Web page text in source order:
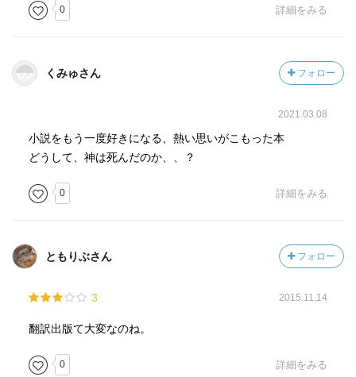
0 詳細をみる
くみゅさん フォロー
2021.03.08
小説をもう一度好きになる、熱い思いがこもった本
どうして、神は死んだのか、、？
0 詳細をみる
ともりぶさん フォロー
3 2015.11.14
翻訳出版て大変なのね。
0 詳細をみる